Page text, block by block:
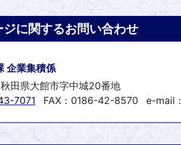
ジに関するお問い合わせ
企業集積係
田県大館市字中城20番地
7071 FAX：0186-42-8570 e-mail：